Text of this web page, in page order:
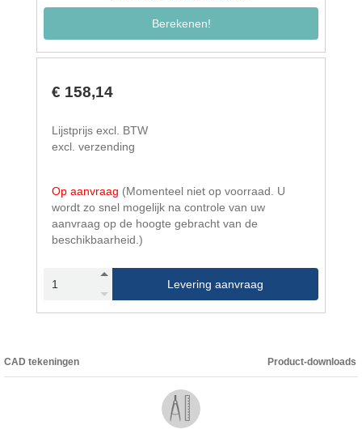
Berekenen!
€ 158,14
Lijstprijs excl. BTW
excl. verzending
Op aanvraag (Momenteel niet op voorraad. U
wordt zo snel mogelijk na controle van uw
aanvraag op de hoogte gebracht van de
beschikbaarheid.)
Levering aanvraag
CAD tekeningen Product-downloads